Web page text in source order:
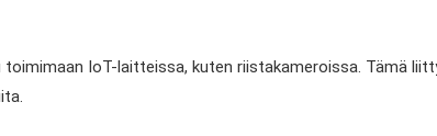
IoT-laitteissa, kuten riistakameroissa. Tämä